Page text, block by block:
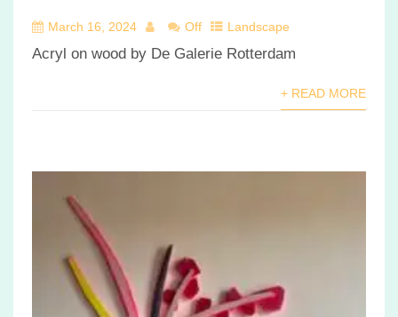
March 16, 2024 Off Landscape
Acryl on wood by De Galerie Rotterdam
+ READ MORE